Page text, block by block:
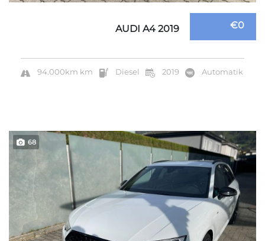
€0
AUDI A4 2019
94.000km km Diesel 2019 Automatik
68